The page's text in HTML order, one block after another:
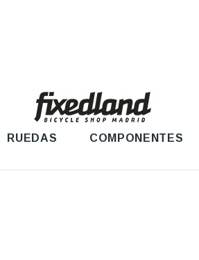
RUEDAS COMPONENTES